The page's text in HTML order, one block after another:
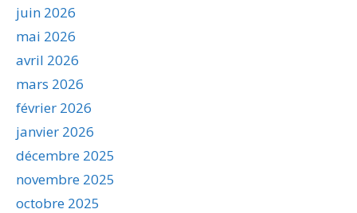
juin 2026
mai 2026
avril 2026
mars 2026
février 2026
janvier 2026
décembre 2025
novembre 2025
octobre 2025